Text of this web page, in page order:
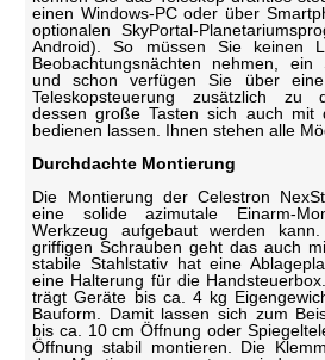
einen Windows-PC oder über
optionalen SkyPortal-
Android). So müssen Sie keinen
Beobachtungsnächten nehmen, ein
und schon verfügen Sie über
Teleskopsteuerung zusätzlich zu
dessen große Tasten sich auch mit
bedienen lassen. Ihnen stehen alle
Durchdachte Montierung
Die Montierung der Celestron
eine solide azimutale Einarm-
Werkzeug aufgebaut werden
griffigen Schrauben geht das auch
stabile Stahlstativ hat eine
eine Halterung für die
trägt Geräte bis ca. 4 kg
Bauform. Damit lassen sich zum
bis ca. 10 cm Öffnung oder
Öffnung stabil montieren. Die